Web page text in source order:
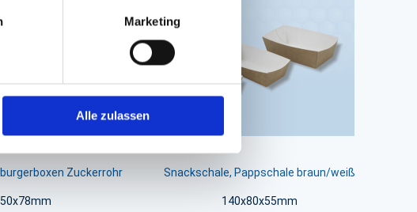
Marketing
Alle zulassen
Zuckerrohr Snackschale, Pappschale braun/weiß
140x80x55mm